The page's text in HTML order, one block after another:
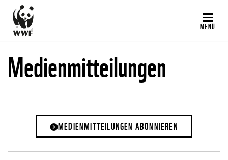
Direkt
zum
Inhalt
MENÜ
Medienmitteilungen
MEDIENMITTEILUNGEN ABONNIEREN